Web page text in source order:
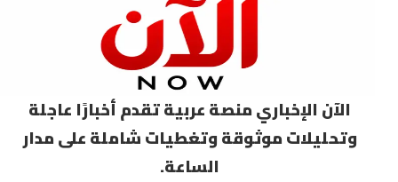
الآن الإخباري منصة عربية تقدم أخبارًا عاجلة
وتحليلات موثوقة وتغطيات شاملة على مدار
الساعة.